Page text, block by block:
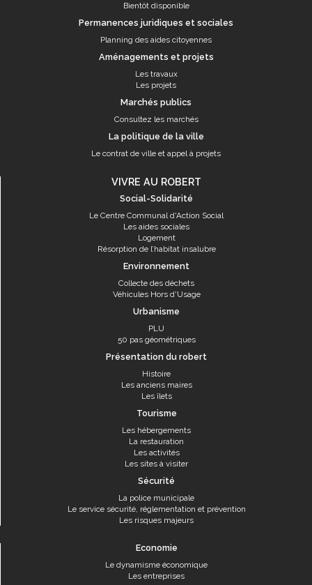
Bientôt disponible
Permanences juridiques et sociales
Planning des aides citoyennes
Aménagements et projets
Les travaux
Les projets
Marchés publics
Consultez les marchés
La politique de la ville
Le contrat de ville et appel à projets
VIVRE AU ROBERT
Social-Solidarité
Le Centre Communal d'Action Social
Les aides sociales
Logement
Résorption de l’habitat insalubre
Environnement
Collecte des déchets
Véhicules Hors d'Usage
Urbanisme
PLU
50 pas géométriques
Présentation du robert
Histoire
Les anciens maires
Les îlets
Tourisme
Les hébergements
La restauration
Les activités
Les sites à visiter
Sécurité
La police municipale
Le service sécurité, réglementation et prévention
Les risques majeurs
Economie
Le dynamisme économique
Les entreprises